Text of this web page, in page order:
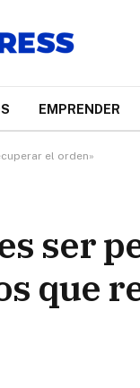
EMPRENDER
el orden»
ser
que